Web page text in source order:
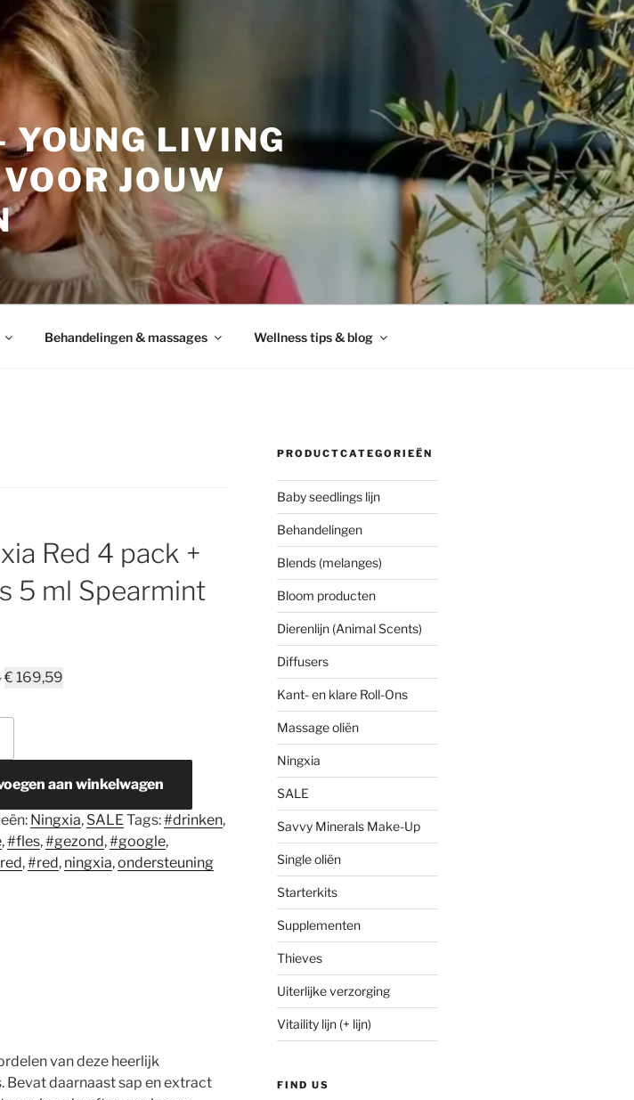
YOUNG LIVING
JOUW
Behandelingen & massages Wellness tips & blog
Red 4 pack +
5 ml Spearmint
Oorspronkelijke
was:
€ 169,59Huidige
aan winkelwagen
Ningxia, SALETags:#drinken,
,#fles,#gezond,#google,
,#red, ningxia,ondersteuning
van deze heerlijk
Bevat daarnaast sap en extract
PRODUCTCATEGORIEËN
Baby seedlings lijn
Behandelingen
Blends (melanges)
Bloom producten
Dierenlijn (Animal Scents)
Diffusers
Kant- en klare Roll-Ons
Massage oliën
Ningxia
SALE
Savvy Minerals Make-Up
Single oliën
Starterkits
Supplementen
Thieves
Uiterlijke verzorging
Vitaility lijn (+ lijn)
FIND US